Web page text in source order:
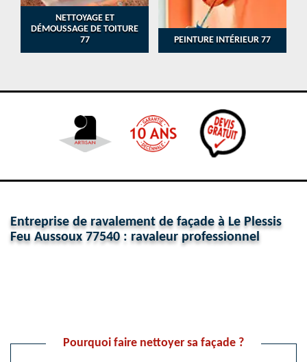
NETTOYAGE ET
DÉMOUSSAGE DE TOITURE
77
PEINTURE INTÉRIEUR 77
Entreprise de ravalement de façade à Le Plessis
Feu Aussoux 77540 : ravaleur professionnel
Pourquoi faire nettoyer sa façade ?